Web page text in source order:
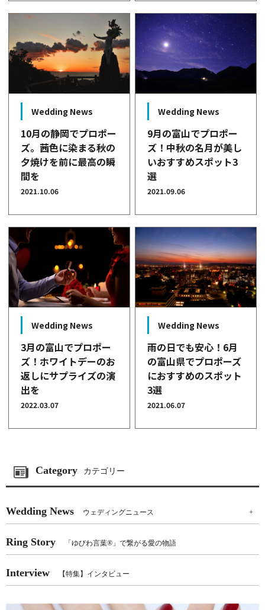
Wedding News
10月の静岡でプロポー
ズ。茜色に染まる秋の
夕焼けを前に最高の瞬
間を
2021.10.06
Wedding News
9月の富山でプロポー
ズ！中秋の名月が美し
いおすすめスポット3
選
2021.09.06
Wedding News
3月の富山でプロポー
ズ！ホワイトデーのお
返しにサプライズの演
出を
2022.03.07
Wedding News
雨の日でも安心！6月
の富山県でプロポーズ
におすすめのスポット
3選
2021.06.07
Category カテゴリー
Wedding News ウェディングニュース +
Ring Story 「ゆびわ言葉®」で繋がる愛の物語
Interview 【特集】インタビュー